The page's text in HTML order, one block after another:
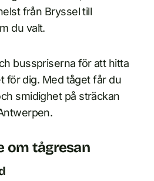
från Bryssel till
du valt.
busspriserna för att hitta
för dig. Med tåget får du
smidighet på sträckan
om tågresan